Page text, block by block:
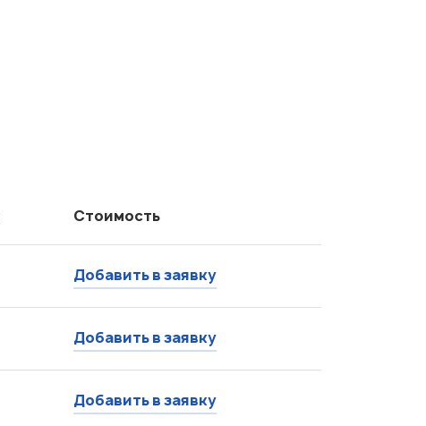
Стоимость
Добавить в заявку
Добавить в заявку
Добавить в заявку